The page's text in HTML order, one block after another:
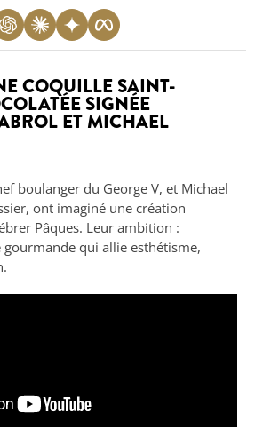
COQUILLE SAINT-
SIGNÉE
ET MICHAEL
boulanger du George V, et Michael
ont imaginé une création
Pâques. Leur ambition :
qui allie esthétisme,